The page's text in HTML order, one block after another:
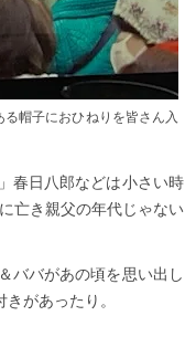
帽子におひねりを皆さん入
春日八郎などは小さい時
亡き親父の年代じゃない
ババがあの頃を思い出し
があったり。